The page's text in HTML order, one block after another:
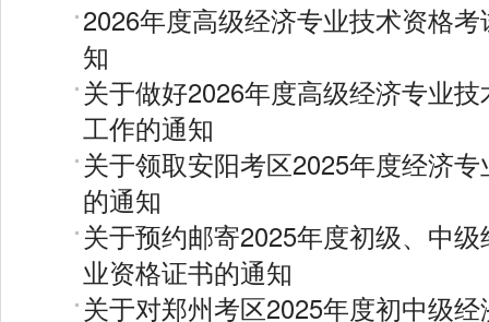
2026年度高级经济专业技术资格
知
关于做好2026年度高级经济专业
工作的通知
关于领取安阳考区2025年度经济
的通知
关于预约邮寄2025年度初级、中
业资格证书的通知
关于对郑州考区2025年度初中级